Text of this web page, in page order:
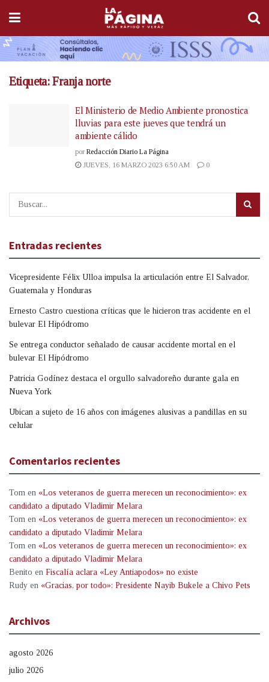
Etiqueta:Franja norte
El Ministerio de Medio Ambiente pronostica
lluvias para este jueves que tendrá un
ambiente cálido
por Redacción Diario La Página
JUEVES, 16 MARZO 2023 6:50 AM
0
Entradas recientes
Vicepresidente Félix Ulloa impulsa la articulación entre El Salvador,
Guatemala y Honduras
Ernesto Castro cuestiona críticas que le hicieron tras accidente en el
bulevar El Hipódromo
Se entrega conductor señalado de causar accidente mortal en el
bulevar El Hipódromo
Patricia Godínez destaca el orgullo salvadoreño durante gala en
Nueva York
Ubican a sujeto de 16 años con imágenes alusivas a pandillas en su
celular
Comentarios recientes
Tom en «Los veteranos de guerra merecen un reconocimiento»: ex
candidato a diputado Vladimir Melara
Tom en «Los veteranos de guerra merecen un reconocimiento»: ex
candidato a diputado Vladimir Melara
Tom en «Los veteranos de guerra merecen un reconocimiento»: ex
candidato a diputado Vladimir Melara
Benito en Fiscalía aclara «Ley Antiapodos» no existe
Rudy en «Gracias, por todo»: Presidente Nayib Bukele a Chivo Pets
Archivos
agosto 2026
julio 2026